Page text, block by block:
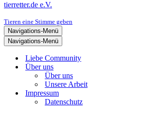
tierretter.de e.V.
Tieren eine Stimme geben
Navigations-Menü
Navigations-Menü
Liebe Community
Über uns
Über uns
Unsere Arbeit
Impressum
Datenschutz